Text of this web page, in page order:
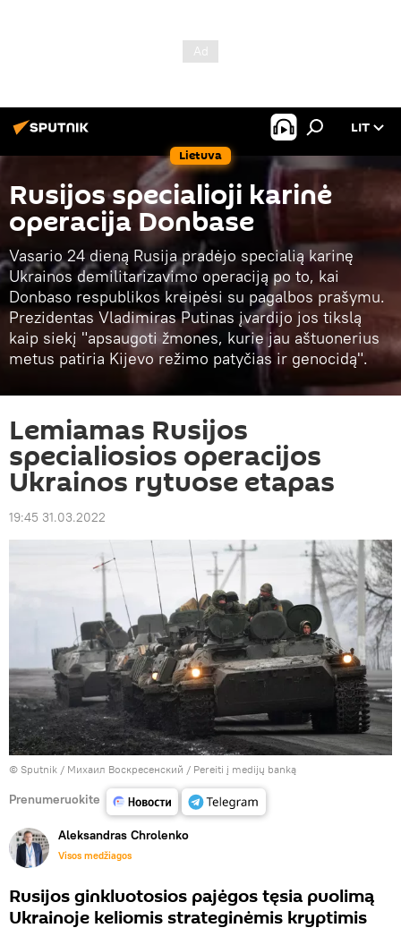
Lietuva
LIT
Rusijos specialioji karinė
operacija Donbase
Vasario 24 dieną Rusija pradėjo specialią karinę
Ukrainos demilitarizavimo operaciją po to, kai
Donbaso respublikos kreipėsi su pagalbos prašymu.
Prezidentas Vladimiras Putinas įvardijo jos tikslą
kaip siekį "apsaugoti žmones, kurie jau aštuonerius
metus patiria Kijevo režimo patyčias ir genocidą".
Lemiamas Rusijos
specialiosios operacijos
Ukrainos rytuose etapas
19:45 31.03.2022
© Sputnik / Михаил Воскресенский / Pereiti į medijų banką
Prenumeruokite
Aleksandras Chrolenko
Visos medžiagos
Rusijos ginkluotosios pajėgos tęsia puolimą
Ukrainoje keliomis strateginėmis kryptimis